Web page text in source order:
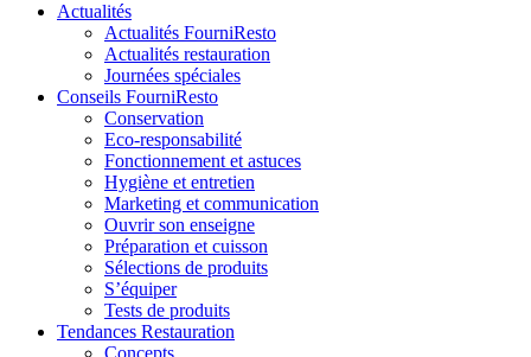
Actualités
Actualités FourniResto
Actualités restauration
Journées spéciales
Conseils FourniResto
Conservation
Eco-responsabilité
Fonctionnement et astuces
Hygiène et entretien
Marketing et communication
Ouvrir son enseigne
Préparation et cuisson
Sélections de produits
S’équiper
Tests de produits
Tendances Restauration
Concepts